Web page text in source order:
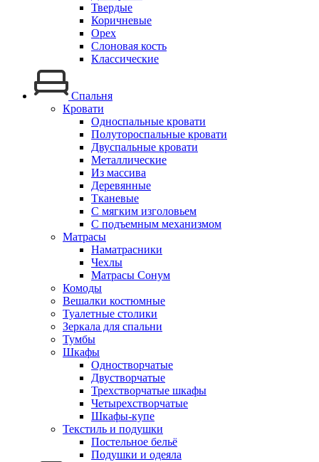
Твердые
Коричневые
Орех
Слоновая кость
Классические
Спальня
Кровати
Односпальные кровати
Полутороспальные кровати
Двуспальные кровати
Металлические
Из массива
Деревянные
Тканевые
С мягким изголовьем
С подъемным механизмом
Матрасы
Наматрасники
Чехлы
Матрасы Сонум
Комоды
Вешалки костюмные
Туалетные столики
Зеркала для спальни
Тумбы
Шкафы
Одностворчатые
Двустворчатые
Трехстворчатые шкафы
Четырехстворчатые
Шкафы-купе
Текстиль и подушки
Постельное бельё
Подушки и одеяла